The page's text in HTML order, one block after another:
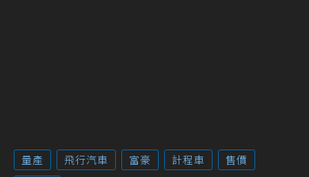
量產 飛行汽車 富豪 計程車
售價